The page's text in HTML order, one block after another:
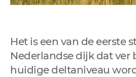
Het is een van de eerste
Nederlandse dijk dat ver
huidige deltaniveau